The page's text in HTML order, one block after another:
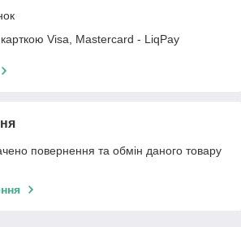
Visa, Mastercard - LiqPay
повернення та обмін даного товару